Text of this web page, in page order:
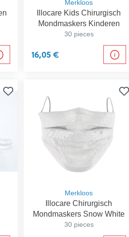
Merkloos
Illocare Kids Chirurgisch
Mondmaskers Kinderen
30 pieces
16,05 €
Merkloos
Illocare Chirurgisch
Mondmaskers Snow White
30 pieces